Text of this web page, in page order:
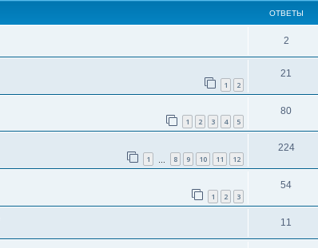
ОТВЕТЫ
2
1 2
21
1 2 3 4 5
80
1 8 9 10 11 12
224
1 2 3
54
11